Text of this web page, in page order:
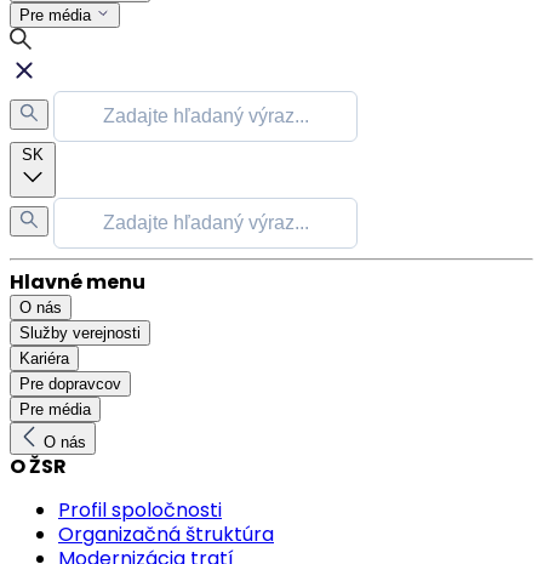
Pre média
SK
Hlavné menu
O nás
Služby verejnosti
Kariéra
Pre dopravcov
Pre média
O nás
O ŽSR
Profil spoločnosti
Organizačná štruktúra